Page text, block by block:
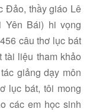
Đảo, thầy giáo Lê
Yên Bái) hi vọng
câu thơ lục bát
liệu tham khảo
giảng dạy môn
lục bát, tôi mong
các em học sinh